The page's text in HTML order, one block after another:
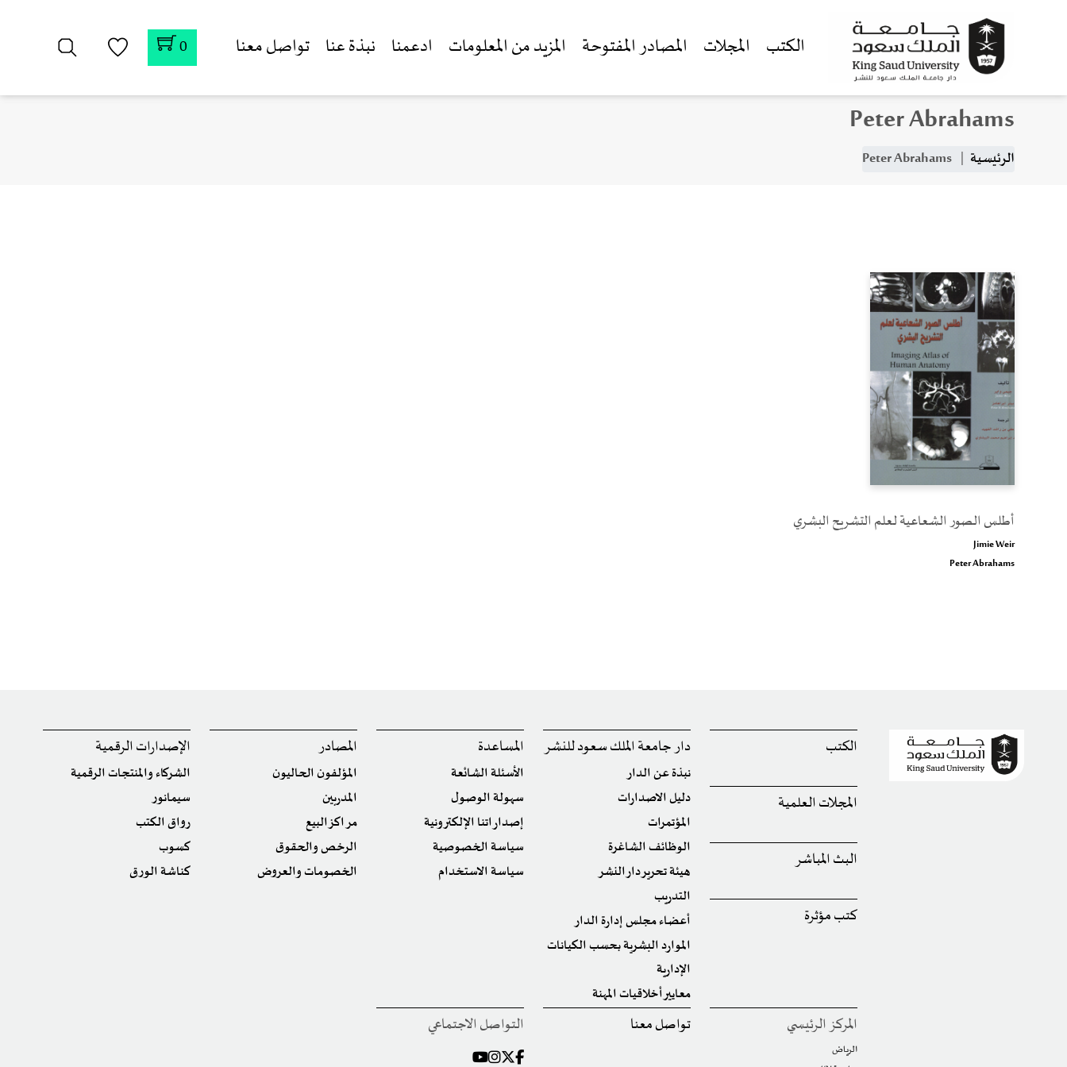
الكتب المجلات المصادر المفتوحة المزيد من المعلومات ادعمنا نبذة عنا تواصل معنا 0
Peter Abrahams
مسار التنقل
الرئيسية
أطلس الصور الشعاعية لعلم التشريح البشري
Jimie Weir
Peter Abrahams
الكتب
المجلات العلمية
البث المباشر
كتب مؤثرة
دار جامعة الملك سعود للنشر
نبذة عن الدار
دليل الاصدارات
المؤتمرات
الوظائف الشاغرة
هيئة تحرير دار النشر
التدريب
أعضاء مجلس إدارة الدار
الموارد البشرية بحسب الكيانات
الإدارية
معايير أخلاقيات المهنة
المساعدة
الأسئلة الشائعة
سهولة الوصول
إصداراتنا الإلكترونية
سياسة الخصوصية
سياسة الاستخدام
المصادر
المؤلفون الحاليون
المدربين
مراكز البيع
الرخص والحقوق
الخصومات والعروض
الإصدارات الرقمية
الشركاء والمنتجات الرقمية
سيمانور
رواق الكتب
كسوب
كناشة الورق
المركز الرئيسي
الرياض
تواصل معنا التواصل الاجتماعي